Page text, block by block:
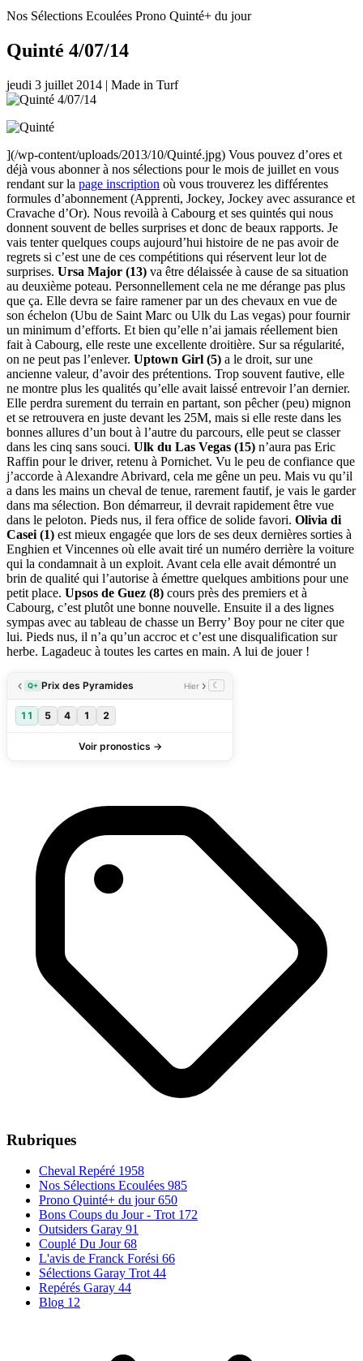
Nos Sélections Ecoulées Prono Quinté+ du jour
Quinté 4/07/14
jeudi 3 juillet 2014 | Made in Turf
](/wp-content/uploads/2013/10/Quinté.jpg) Vous pouvez d’ores et
déjà vous abonner à nos sélections pour le mois de juillet en vous
rendant sur la page inscription où vous trouverez les différentes
formules d’abonnement (Apprenti, Jockey, Jockey avec assurance et
Cravache d’Or). Nous revoilà à Cabourg et ses quintés qui nous
donnent souvent de belles surprises et donc de beaux rapports. Je
vais tenter quelques coups aujourd’hui histoire de ne pas avoir de
regrets si c’est une de ces compétitions qui réservent leur lot de
surprises. Ursa Major (13) va être délaissée à cause de sa situation
au deuxième poteau. Personnellement cela ne me dérange pas plus
que ça. Elle devra se faire ramener par un des chevaux en vue de
son échelon (Ubu de Saint Marc ou Ulk du Las vegas) pour fournir
un minimum d’efforts. Et bien qu’elle n’ai jamais réellement bien
fait à Cabourg, elle reste une excellente droitière. Sur sa régularité,
on ne peut pas l’enlever. Uptown Girl (5) a le droit, sur une
ancienne valeur, d’avoir des prétentions. Trop souvent fautive, elle
ne montre plus les qualités qu’elle avait laissé entrevoir l’an dernier.
Elle perdra surement du terrain en partant, son pêcher (peu) mignon
et se retrouvera en juste devant les 25M, mais si elle reste dans les
bonnes allures d’un bout à l’autre du parcours, elle peut se classer
dans les cinq sans souci. Ulk du Las Vegas (15) n’aura pas Eric
Raffin pour le driver, retenu à Pornichet. Vu le peu de confiance que
j’accorde à Alexandre Abrivard, cela me gêne un peu. Mais vu qu’il
a dans les mains un cheval de tenue, rarement fautif, je vais le garder
dans ma sélection. Bon démarreur, il devrait rapidement être vue
dans le peloton. Pieds nus, il fera office de solide favori. Olivia di
Casei (1) est mieux engagée que lors de ses deux dernières sorties à
Enghien et Vincennes où elle avait tiré un numéro derrière la voiture
qui la condamnait à un exploit. Avant cela elle avait démontré un
brin de qualité qui l’autorise à émettre quelques ambitions pour une
petit place. Upsos de Guez (8) cours près des premiers et à
Cabourg, c’est plutôt une bonne nouvelle. Ensuite il a des lignes
sympas avec au tableau de chasse un Berry’ Boy pour ne citer que
lui. Pieds nus, il n’a qu’un accroc et c’est une disqualification sur
herbe. Lagadeuc à toutes les cartes en main. A lui de jouer !
Rubriques
Cheval Repéré 1958
Nos Sélections Ecoulées 985
Prono Quinté+ du jour 650
Bons Coups du Jour - Trot 172
Outsiders Garay 91
Couplé Du Jour 68
L'avis de Franck Forési 66
Sélections Garay Trot 44
Repérés Garay 44
Blog 12